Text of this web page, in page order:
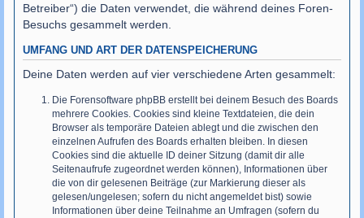
Betreiber“) die Daten verwendet, die während deines Foren-
Besuchs gesammelt werden.
UMFANG UND ART DER DATENSPEICHERUNG
Deine Daten werden auf vier verschiedene Arten gesammelt:
Die Forensoftware phpBB erstellt bei deinem Besuch des Boards
mehrere Cookies. Cookies sind kleine Textdateien, die dein
Browser als temporäre Dateien ablegt und die zwischen den
einzelnen Aufrufen des Boards erhalten bleiben. In diesen
Cookies sind die aktuelle ID deiner Sitzung (damit dir alle
Seitenaufrufe zugeordnet werden können), Informationen über
die von dir gelesenen Beiträge (zur Markierung dieser als
gelesen/ungelesen; sofern du nicht angemeldet bist) sowie
Informationen über deine Teilnahme an Umfragen (sofern du